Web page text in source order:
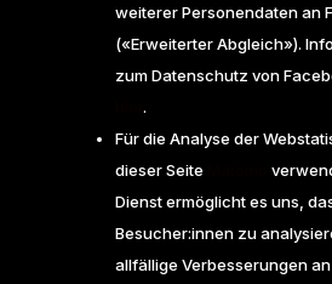
weiterer Personendaten an
(«Erweiterter Abgleich»).
zum Datenschutz von
.
Für die Analyse der
dieser Seite
Dienst ermöglicht es uns,
Besucher:innen zu
allfällige Verbesserungen